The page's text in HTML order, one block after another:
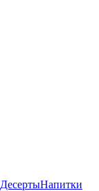
ДесертыНапитки